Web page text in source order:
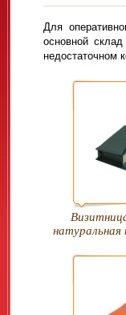
Для
основной
недостаточном